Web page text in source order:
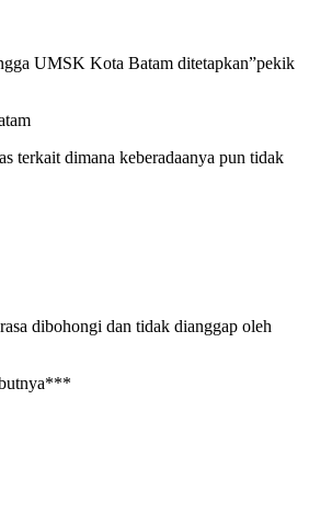
UMSK Kota Batam ditetapkan”pekik
terkait dimana keberadaanya pun tidak
dibohongi dan tidak dianggap oleh